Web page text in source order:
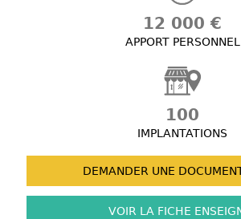
12 000 €
APPORT PERSONNEL
100
IMPLANTATIONS
DEMANDER UNE
VOIR LA FICHE